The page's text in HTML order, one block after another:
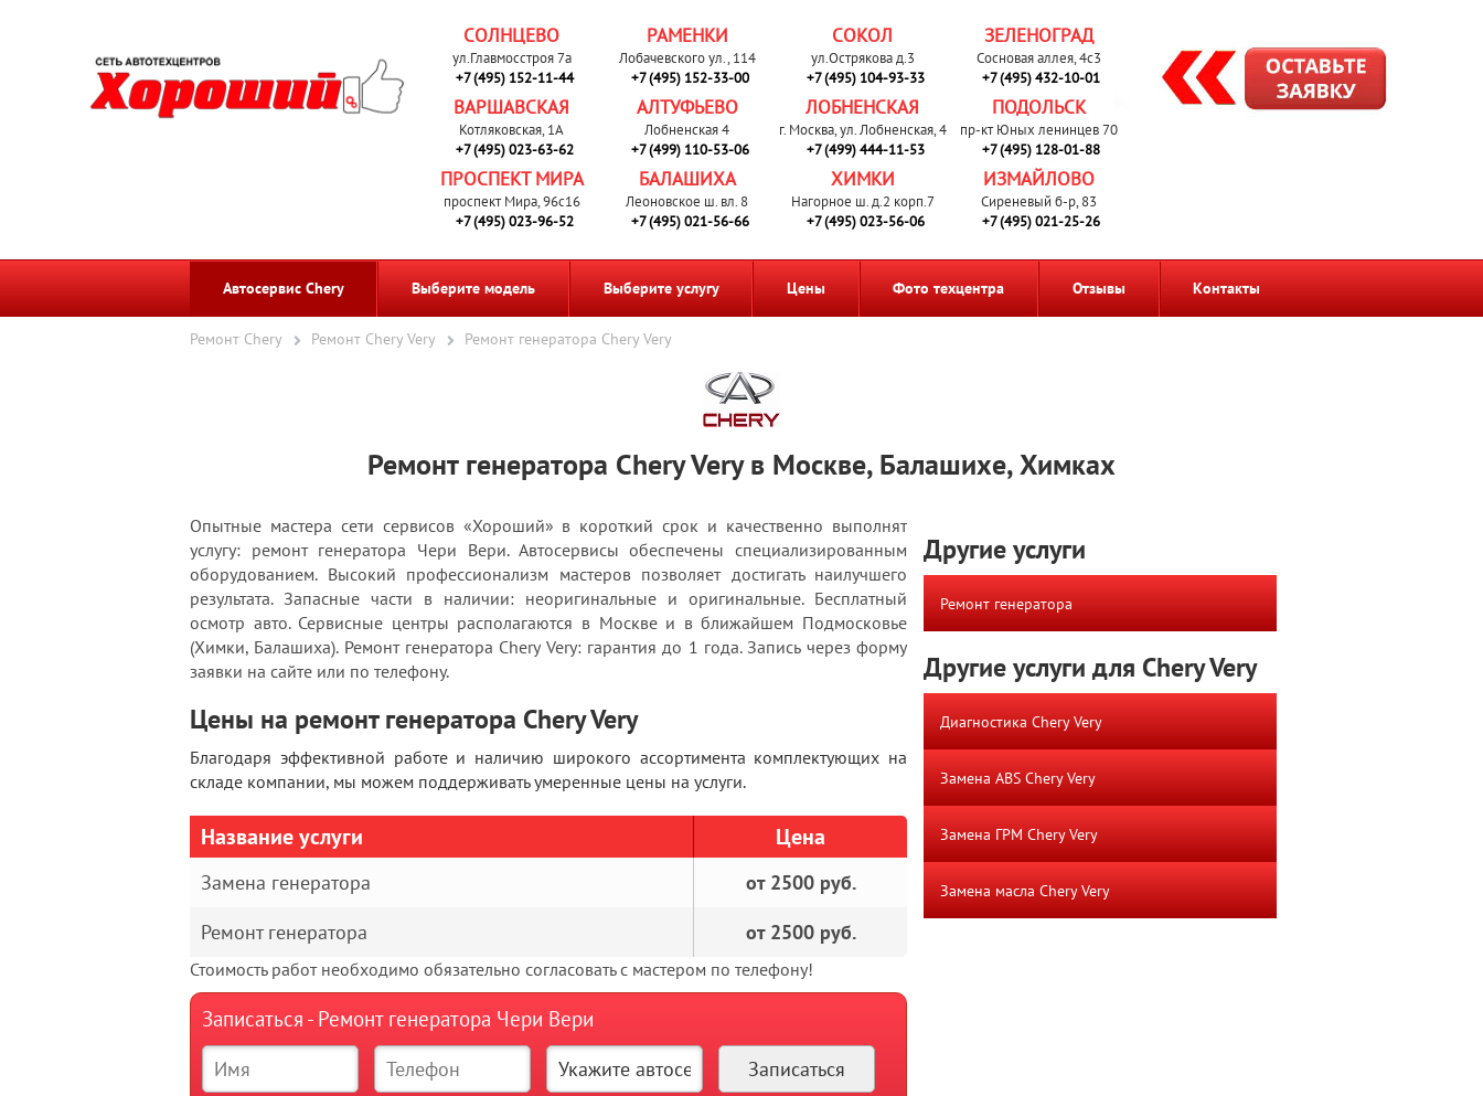
СОЛНЦЕВО
ул.Главмосстроя 7а
+7 (495) 152-11-44
РАМЕНКИ
Лобачевского ул., 114
+7 (495) 152-33-00
СОКОЛ
ул.Острякова д.3
+7 (495) 104-93-33
ЗЕЛЕНОГРАД
Сосновая аллея, 4с3
+7 (495) 432-10-01
ВАРШАВСКАЯ
Котляковская, 1А
+7 (495) 023-63-62
АЛТУФЬЕВО
Лобненская 4
+7 (499) 110-53-06
ЛОБНЕНСКАЯ
г. Москва, ул. Лобненская, 4
+7 (499) 444-11-53
ПОДОЛЬСК
пр-кт Юных ленинцев 70
+7 (495) 128-01-88
ПРОСПЕКТ МИРА
проспект Мира, 96с16
+7 (495) 023-96-52
БАЛАШИХА
Леоновское ш. вл. 8
+7 (495) 021-56-66
ХИМКИ
Нагорное ш. д.2 корп.7
+7 (495) 023-56-06
ИЗМАЙЛОВО
Сиреневый б-р, 83
+7 (495) 021-25-26
Автосервис Chery Выберите модель Выберите услугу Цены Фото техцентра Отзывы Контакты
Ремонт Chery Ремонт Chery Very Ремонт генератора Chery Very
Ремонт генератора Chery Very в Москве, Балашихе, Химках
Опытные мастера сети сервисов «Хороший» в короткий срок и качественно выполнят
услугу: ремонт генератора Чери Вери. Автосервисы обеспечены специализированным
оборудованием. Высокий профессионализм мастеров позволяет достигать наилучшего
результата. Запасные части в наличии: неоригинальные и оригинальные. Бесплатный
осмотр авто. Сервисные центры располагаются в Москве и в ближайшем Подмосковье
(Химки, Балашиха). Ремонт генератора Chery Very: гарантия до 1 года. Запись через форму
заявки на сайте или по телефону.
Цены на ремонт генератора Chery Very
Благодаря эффективной работе и наличию широкого ассортимента комплектующих на
складе компании, мы можем поддерживать умеренные цены на услуги.
Название услуги Цена
Замена генератора
от 2500 руб.
Ремонт генератора
от 2500 руб.
Стоимость работ необходимо обязательно согласовать с мастером по телефону!
Записаться - Ремонт генератора Чери Вери
Другие услуги
Ремонт генератора
Другие услуги для Chery Very
Диагностика Chery Very
Замена ABS Chery Very
Замена ГРМ Chery Very
Замена масла Chery Very